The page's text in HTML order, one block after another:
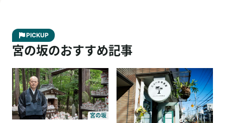
PICKUP
宮の坂のおすすめ記事
宮の坂